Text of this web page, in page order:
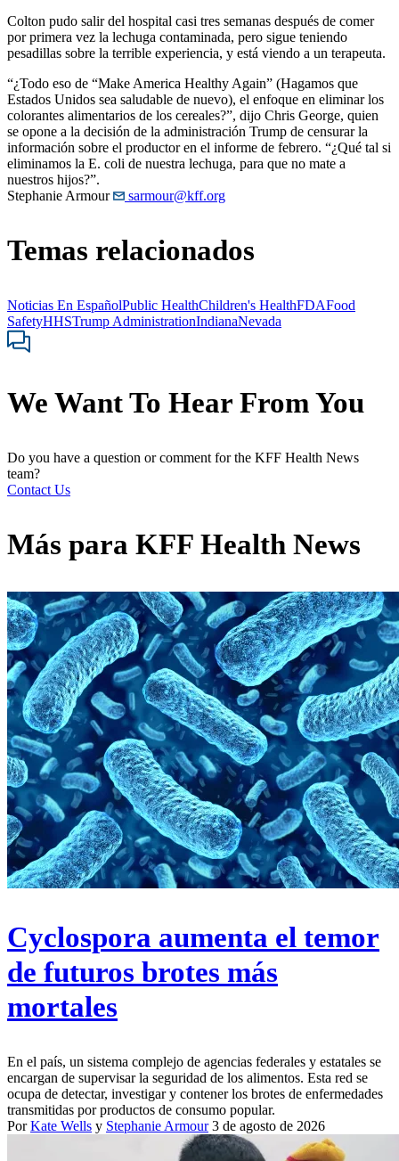
Colton pudo salir del hospital casi tres semanas después de comer
por primera vez la lechuga contaminada, pero sigue teniendo
pesadillas sobre la terrible experiencia, y está viendo a un terapeuta.
“¿Todo eso de “Make America Healthy Again” (Hagamos que
Estados Unidos sea saludable de nuevo), el enfoque en eliminar los
colorantes alimentarios de los cereales?”, dijo Chris George, quien
se opone a la decisión de la administración Trump de censurar la
información sobre el productor en el informe de febrero. “¿Qué tal si
eliminamos la E. coli de nuestra lechuga, para que no mate a
nuestros hijos?”.
Stephanie Armour
sarmour@kff.org
Temas relacionados
Noticias En EspañolPublic HealthChildren's HealthFDAFood
SafetyHHSTrump AdministrationIndianaNevada
We Want To Hear From You
Do you have a question or comment for the KFF Health News
team?
Contact Us
Más para KFF Health News
Cyclospora aumenta el temor
de futuros brotes más
mortales
En el país, un sistema complejo de agencias federales y estatales se
encargan de supervisar la seguridad de los alimentos. Esta red se
ocupa de detectar, investigar y contener los brotes de enfermedades
transmitidas por productos de consumo popular.
PorKate Wells y Stephanie Armour 3 de agosto de 2026